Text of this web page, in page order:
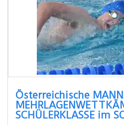
Österreichische
SCHÜLERKLASSE im